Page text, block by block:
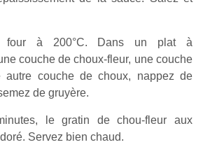
four à 200°C. Dans un plat à
couche de choux-fleur, une couche
autre couche de choux, nappez de
de gruyère.
le gratin de chou-fleur aux
Servez bien chaud.